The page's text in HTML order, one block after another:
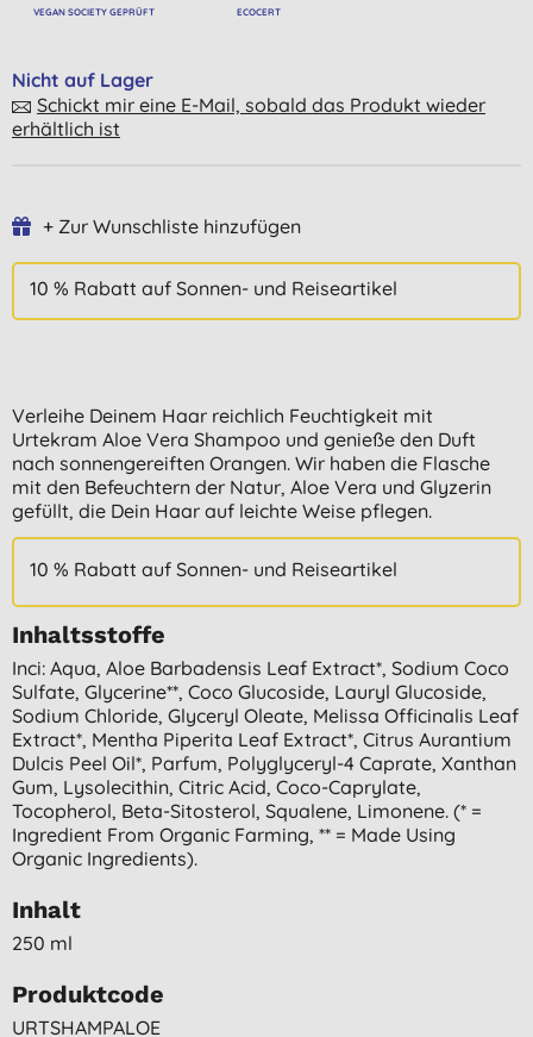
VEGAN SOCIETY GEPRÜFT ECOCERT
Nicht auf Lager
Schickt mir eine E-Mail, sobald das Produkt wieder
erhältlich ist
+ Zur Wunschliste hinzufügen
10 % Rabatt auf Sonnen- und Reiseartikel
Verleihe Deinem Haar reichlich Feuchtigkeit mit
Urtekram Aloe Vera Shampoo und genieße den Duft
nach sonnengereiften Orangen. Wir haben die Flasche
mit den Befeuchtern der Natur, Aloe Vera und Glyzerin
gefüllt, die Dein Haar auf leichte Weise pflegen.
10 % Rabatt auf Sonnen- und Reiseartikel
Inhaltsstoffe
Inci: Aqua, Aloe Barbadensis Leaf Extract*, Sodium Coco
Sulfate, Glycerine**, Coco Glucoside, Lauryl Glucoside,
Sodium Chloride, Glyceryl Oleate, Melissa Officinalis Leaf
Extract*, Mentha Piperita Leaf Extract*, Citrus Aurantium
Dulcis Peel Oil*, Parfum, Polyglyceryl-4 Caprate, Xanthan
Gum, Lysolecithin, Citric Acid, Coco-Caprylate,
Tocopherol, Beta-Sitosterol, Squalene, Limonene. (* =
Ingredient From Organic Farming, ** = Made Using
Organic Ingredients).
Inhalt
250 ml
Produktcode
URTSHAMPALOE